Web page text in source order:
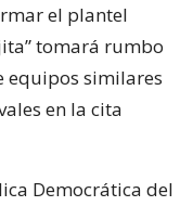
el plantel
tomará rumbo
equipos similares
en la cita
Democrática del